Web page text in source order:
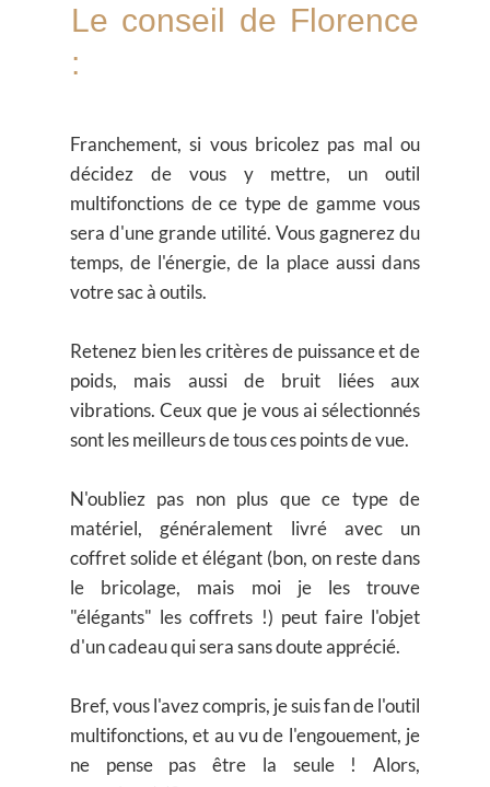
Le conseil de Florence
:
Franchement, si vous bricolez pas mal ou
décidez de vous y mettre, un outil
multifonctions de ce type de gamme vous
sera d'une grande utilité. Vous gagnerez du
temps, de l'énergie, de la place aussi dans
votre sac à outils.
Retenez bien les critères de puissance et de
poids, mais aussi de bruit liées aux
vibrations. Ceux que je vous ai sélectionnés
sont les meilleurs de tous ces points de vue.
N'oubliez pas non plus que ce type de
matériel, généralement livré avec un
coffret solide et élégant (bon, on reste dans
le bricolage, mais moi je les trouve
"élégants" les coffrets !) peut faire l'objet
d'un cadeau qui sera sans doute apprécié.
Bref, vous l'avez compris, je suis fan de l'outil
multifonctions, et au vu de l'engouement, je
ne pense pas être la seule ! Alors,